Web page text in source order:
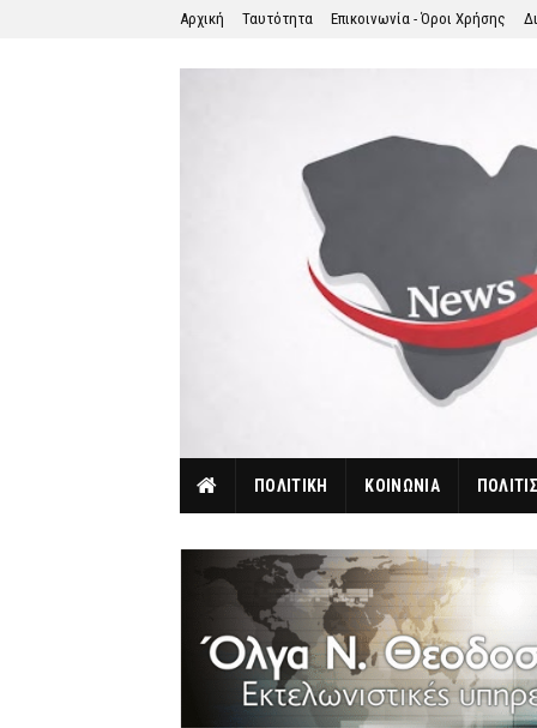
Αρχική Ταυτότητα Επικοινωνία - Όροι Χρήσης
ΠΟΛΙΤΙΚΗ ΚΟΙΝΩΝΙΑ